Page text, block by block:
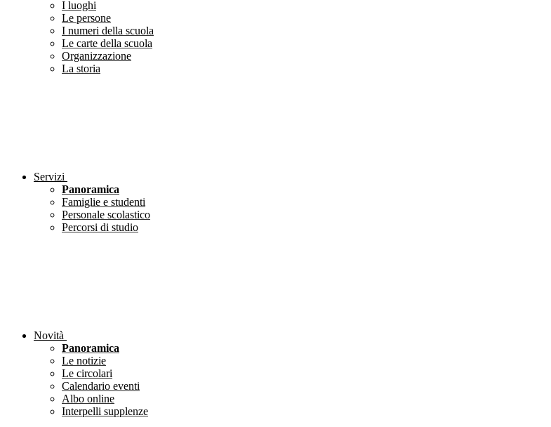
I luoghi
Le persone
I numeri della scuola
Le carte della scuola
Organizzazione
La storia
Servizi
Panoramica
Famiglie e studenti
Personale scolastico
Percorsi di studio
Novità
Panoramica
Le notizie
Le circolari
Calendario eventi
Albo online
Interpelli supplenze